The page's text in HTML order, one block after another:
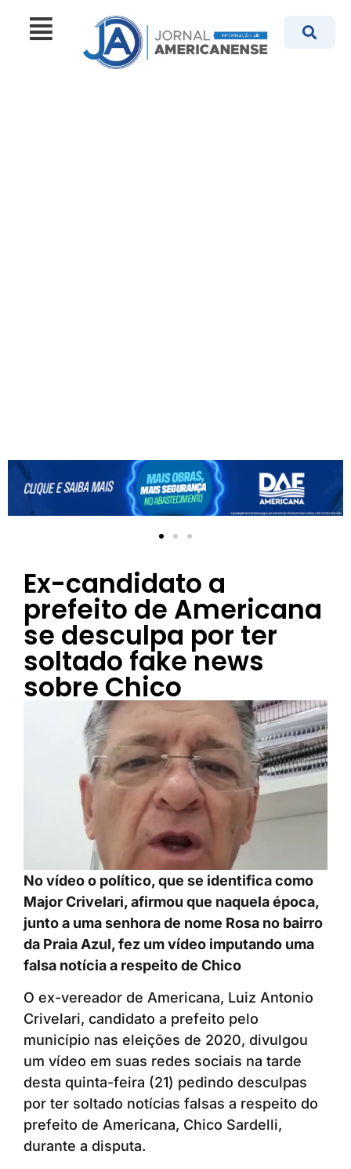
Ex-candidato a
prefeito de Americana
se desculpa por ter
soltado fake news
sobre Chico
No vídeo o político, que se identifica como
Major Crivelari, afirmou que naquela época,
junto a uma senhora de nome Rosa no bairro
da Praia Azul, fez um vídeo imputando uma
falsa notícia a respeito de Chico
O ex-vereador de Americana, Luiz Antonio
Crivelari, candidato a prefeito pelo
município nas eleições de 2020, divulgou
um vídeo em suas redes sociais na tarde
desta quinta-feira (21) pedindo desculpas
por ter soltado notícias falsas a respeito do
prefeito de Americana, Chico Sardelli,
durante a disputa.